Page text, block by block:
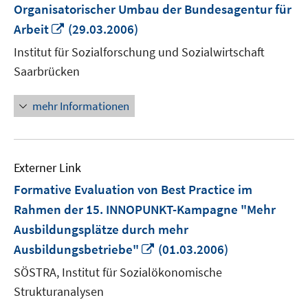
Organisatorischer Umbau der Bundesagentur für
Arbeit
In
neuem
Fenster
öffnen
(29.03.2006)
Institut für Sozialforschung und Sozialwirtschaft
Saarbrücken
mehr Informationen
Externer Link
Formative Evaluation von Best Practice im
Rahmen der 15. INNOPUNKT-Kampagne "Mehr
Ausbildungsplätze durch mehr
Ausbildungsbetriebe"
In
neuem
Fenster
(01.03.2006)
SÖSTRA, Institut für Sozialökonomische
Strukturanalysen